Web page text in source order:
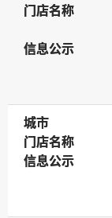
门店名称
门店名称
信息公示
信息公示
城市
城市
门店名称
门店名称
信息公示
信息公示